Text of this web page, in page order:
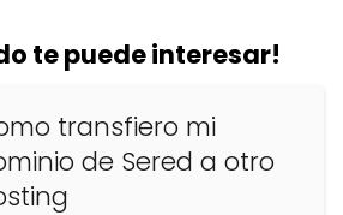
te puede interesar!
transfiero mi
de Sered a otro